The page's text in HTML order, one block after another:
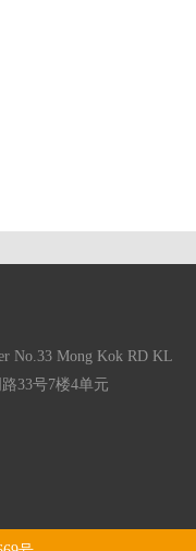
No.33 Mong Kok RD KL
33号7楼4单元